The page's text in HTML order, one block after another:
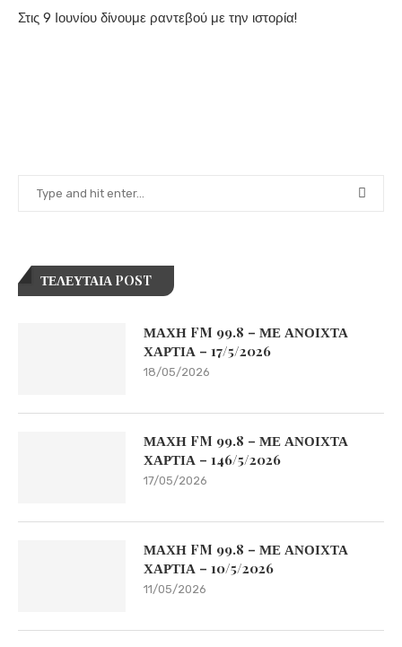
Στις 9 Ιουνίου δίνουμε ραντεβού με την ιστορία!
ΤΕΛΕΥΤΑΙΑ POST
ΜΑΧΗ FM 99.8 – ΜΕ ΑΝΟΙΧΤΑ
ΧΑΡΤΙΑ – 17/5/2026
18/05/2026
ΜΑΧΗ FM 99.8 – ΜΕ ΑΝΟΙΧΤΑ
ΧΑΡΤΙΑ – 146/5/2026
17/05/2026
ΜΑΧΗ FM 99.8 – ΜΕ ΑΝΟΙΧΤΑ
ΧΑΡΤΙΑ – 10/5/2026
11/05/2026